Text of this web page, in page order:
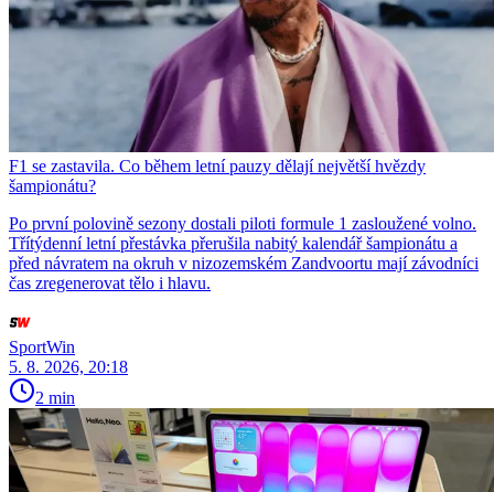
F1 se zastavila. Co během letní pauzy dělají největší hvězdy
šampionátu?
Po první polovině sezony dostali piloti formule 1 zasloužené volno.
Třítýdenní letní přestávka přerušila nabitý kalendář šampionátu a
před návratem na okruh v nizozemském Zandvoortu mají závodníci
čas zregenerovat tělo i hlavu.
SportWin
5. 8. 2026, 20:18
2 min